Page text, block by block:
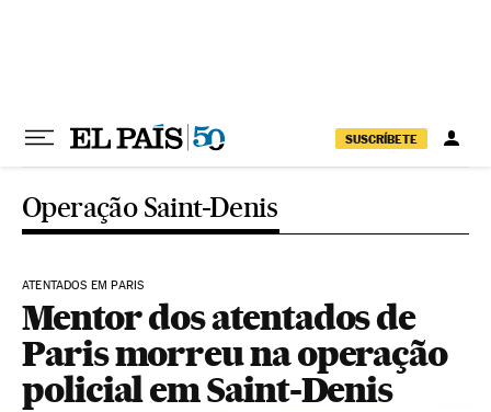
SUSCRÍBETE
Operação Saint-Denis
ATENTADOS EM PARIS
Mentor dos atentados de
Paris morreu na operação
policial em Saint-Denis